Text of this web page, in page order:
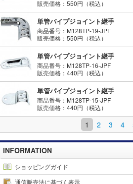
販売価格：550円（税込）
単管パイプジョイント継手
商品番号：M128TP-19-JPF
販売価格：550円（税込）
単管パイプジョイント継手
商品番号：M128TP-16-JPF
販売価格：440円（税込）
単管パイプジョイント継手
商品番号：M128TP-15-JPF
販売価格：440円（税込）
1 2 3 4
INFORMATION
ショッピングガイド
通信販売法に基づく表示